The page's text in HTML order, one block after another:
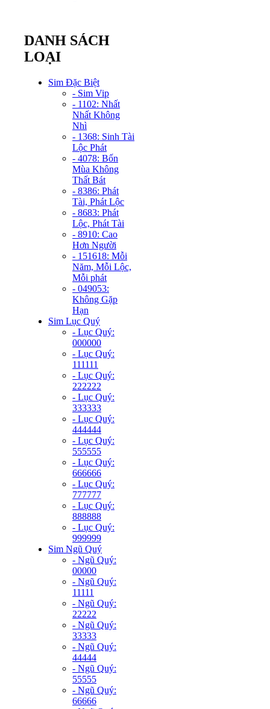
DANH SÁCH
LOẠI
Sim Đặc Biệt
- Sim Vip
- 1102: Nhất
Nhất Không
Nhì
- 1368: Sinh Tài
Lộc Phát
- 4078: Bốn
Mùa Không
Thất Bát
- 8386: Phát
Tài, Phát Lộc
- 8683: Phát
Lộc, Phát Tài
- 8910: Cao
Hơn Người
- 151618: Mỗi
Năm, Mỗi Lộc,
Mỗi phát
- 049053:
Không Gặp
Hạn
Sim Lục Quý
- Lục Quý:
000000
- Lục Quý:
111111
- Lục Quý:
222222
- Lục Quý:
333333
- Lục Quý:
444444
- Lục Quý:
555555
- Lục Quý:
666666
- Lục Quý:
777777
- Lục Quý:
888888
- Lục Quý:
999999
Sim Ngũ Quý
- Ngũ Quý:
00000
- Ngũ Quý:
11111
- Ngũ Quý:
22222
- Ngũ Quý:
33333
- Ngũ Quý:
44444
- Ngũ Quý:
55555
- Ngũ Quý:
66666